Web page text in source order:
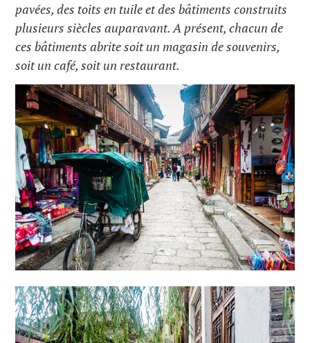
pavées, des toits en tuile et des bâtiments construits
plusieurs siècles auparavant. A présent, chacun de
ces bâtiments abrite soit un magasin de souvenirs,
soit un café, soit un restaurant.